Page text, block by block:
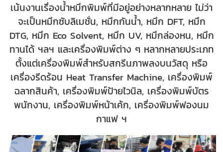
เน้นงานเรื่องน้ำหมึกพิมพ์ที่มีอยู่อย่างหลากหลาย ไม่ว่า
จะเป็นหมึกซับลิเมชั่น, หมึกกันน้ำ, หมึก DFT, หมึก
DTG, หมึก Eco Solvent, หมึก UV, หมึกล่องหน, หมึก
ทานได้ ฯลฯ และเครื่องพิมพ์ต่าง ๆ หลากหลายประเภท
ตั้งแต่เครื่องพิมพ์สำหรับสกรีนภาพลงบนวัสดุ หรือ
เครื่องรีดร้อน Heat Transfer Machine, เครื่องพิมพ์
ฉลากสินค้า, เครื่องพิมพ์ป้ายไวนิล, เครื่องพิมพ์บัตร
พนักงาน, เครื่องพิมพ์หน้าเค้ก, เครื่องพิมพ์ฟองนม
กาแฟ ฯ